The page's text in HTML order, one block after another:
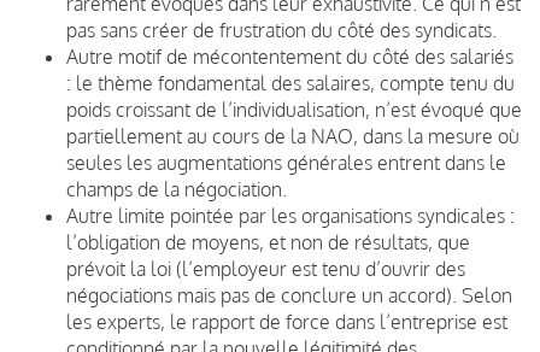
pas sans créer de frustration du côté des syndicats.
Autre motif de mécontentement du côté des salariés
: le thème fondamental des salaires, compte tenu du
poids croissant de l’individualisation, n’est évoqué que
partiellement au cours de la NAO, dans la mesure où
seules les augmentations générales entrent dans le
champs de la négociation.
Autre limite pointée par les organisations syndicales :
l’obligation de moyens, et non de résultats, que
prévoit la loi (l’employeur est tenu d’ouvrir des
négociations mais pas de conclure un accord). Selon
les experts, le rapport de force dans l’entreprise est